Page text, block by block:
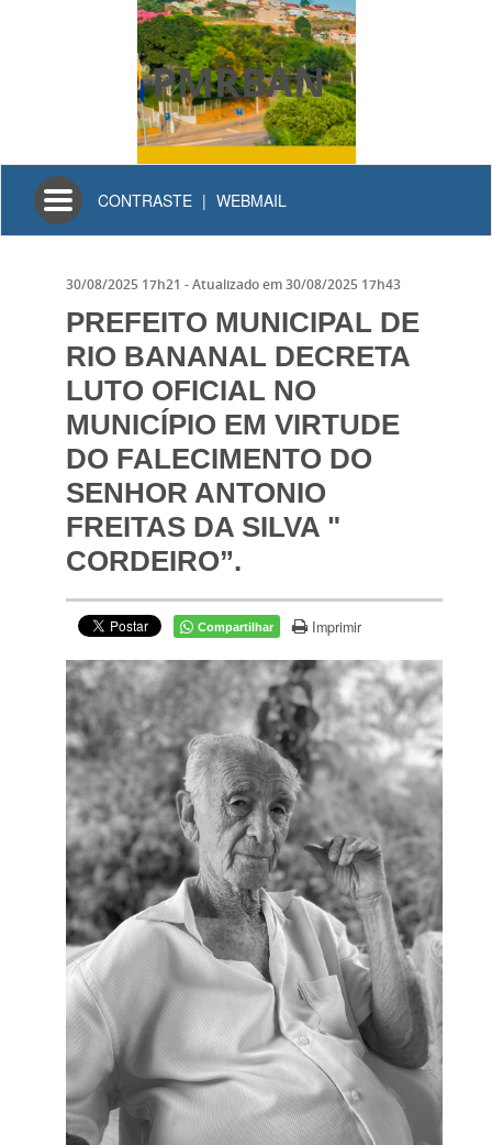
PMRBAN
Toggle
navigation
CONTRASTE | WEBMAIL
30/08/2025 17h21 - Atualizado em30/08/2025 17h43
PREFEITO MUNICIPAL DE
RIO BANANAL DECRETA
LUTO OFICIAL NO
MUNICÍPIO EM VIRTUDE
DO FALECIMENTO DO
SENHOR ANTONIO
FREITAS DA SILVA "
CORDEIRO”.
Compartilhar Imprimir